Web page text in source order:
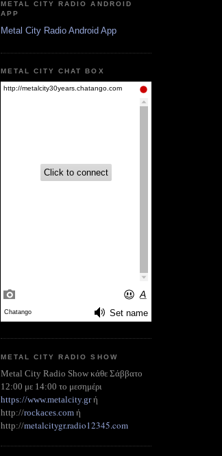
METAL CITY RADIO ANDROID
APP
Metal City Radio Android App
METAL CITY CHAT BOX
METAL CITY RADIO SHOW
Metal City Radio Show κάθε Σάββατο
12:00 με 14:00 το μεσημέρι
https://www.metalcity.grή
http://rockaces.com ή
http://metalcitygr.radio12345.com